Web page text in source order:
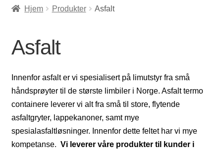
Hjem Produkter Asfalt
Asfalt
Innenfor asfalt er vi spesialisert på limutstyr fra små
håndsprøyter til de største limbiler i Norge. Asfalt termo
containere leverer vi alt fra små til store, flytende
asfaltgryter, lappekanoner, samt mye
spesialasfaltløsninger. Innenfor dette feltet har vi mye
kompetanse. Vi leverer våre produkter til kunder i